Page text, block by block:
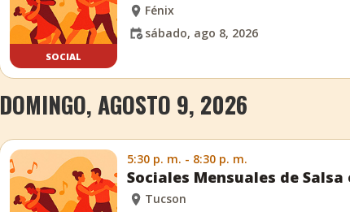
SOCIAL
Fénix
sábado, ago 8, 2026
DOMINGO, AGOSTO 9, 2026
5:30 p. m. - 8:30 p. m.
Sociales Mensuales de
Tucson